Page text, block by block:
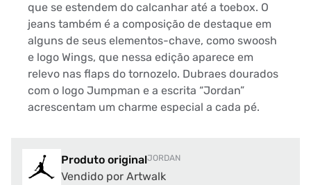
que se estendem do calcanhar até a toebox. O
jeans também é a composição de destaque em
alguns de seus elementos-chave, como swoosh
e logo Wings, que nessa edição aparece em
relevo nas flaps do tornozelo. Dubraes dourados
com o logo Jumpman e a escrita “Jordan”
acrescentam um charme especial a cada pé.
Produto originalJORDAN
Vendido por Artwalk